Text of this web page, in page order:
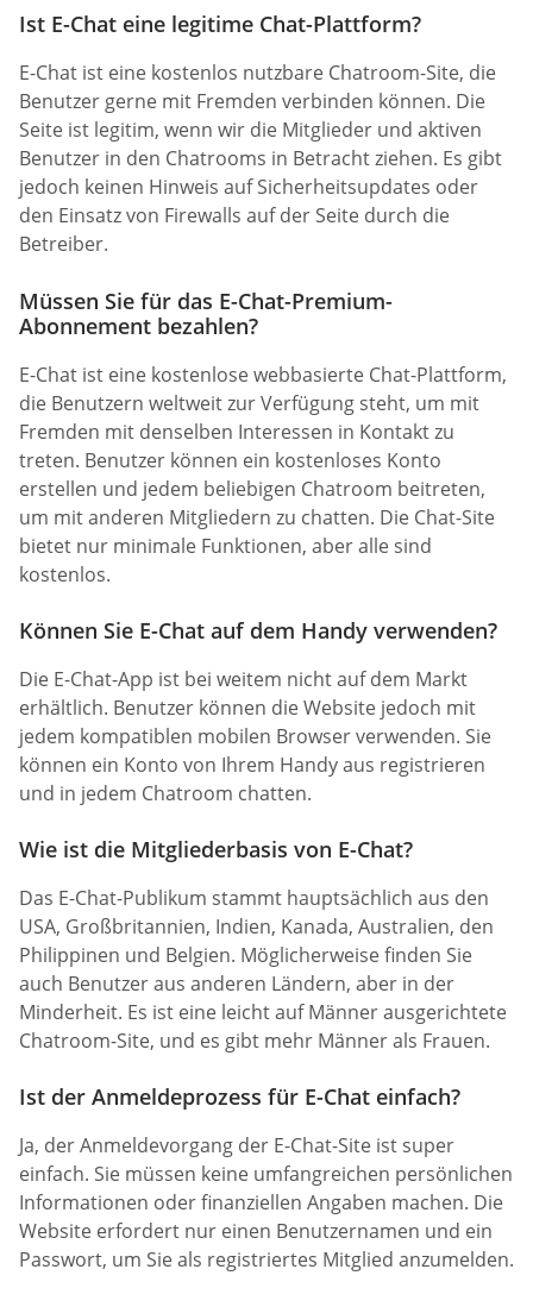
Ist E-Chat eine legitime Chat-Plattform?
E-Chat ist eine kostenlos nutzbare Chatroom-Site, die
Benutzer gerne mit Fremden verbinden können. Die
Seite ist legitim, wenn wir die Mitglieder und aktiven
Benutzer in den Chatrooms in Betracht ziehen. Es gibt
jedoch keinen Hinweis auf Sicherheitsupdates oder
den Einsatz von Firewalls auf der Seite durch die
Betreiber.
Müssen Sie für das E-Chat-Premium-
Abonnement bezahlen?
E-Chat ist eine kostenlose webbasierte Chat-Plattform,
die Benutzern weltweit zur Verfügung steht, um mit
Fremden mit denselben Interessen in Kontakt zu
treten. Benutzer können ein kostenloses Konto
erstellen und jedem beliebigen Chatroom beitreten,
um mit anderen Mitgliedern zu chatten. Die Chat-Site
bietet nur minimale Funktionen, aber alle sind
kostenlos.
Können Sie E-Chat auf dem Handy verwenden?
Die E-Chat-App ist bei weitem nicht auf dem Markt
erhältlich. Benutzer können die Website jedoch mit
jedem kompatiblen mobilen Browser verwenden. Sie
können ein Konto von Ihrem Handy aus registrieren
und in jedem Chatroom chatten.
Wie ist die Mitgliederbasis von E-Chat?
Das E-Chat-Publikum stammt hauptsächlich aus den
USA, Großbritannien, Indien, Kanada, Australien, den
Philippinen und Belgien. Möglicherweise finden Sie
auch Benutzer aus anderen Ländern, aber in der
Minderheit. Es ist eine leicht auf Männer ausgerichtete
Chatroom-Site, und es gibt mehr Männer als Frauen.
Ist der Anmeldeprozess für E-Chat einfach?
Ja, der Anmeldevorgang der E-Chat-Site ist super
einfach. Sie müssen keine umfangreichen persönlichen
Informationen oder finanziellen Angaben machen. Die
Website erfordert nur einen Benutzernamen und ein
Passwort, um Sie als registriertes Mitglied anzumelden.